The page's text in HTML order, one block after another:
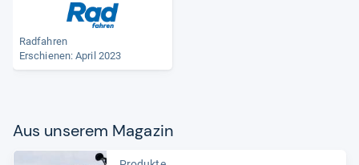
Radfahren
Erschienen: April 2023
Aus unse­rem Maga­zin